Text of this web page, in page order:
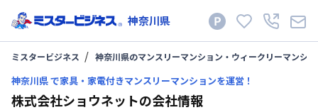
神奈川県
ミスタービジネス 神奈川県のマンスリーマンション・ウィークリーマンシ
神奈川県 で家具・家電付きマンスリーマンションを運営！
株式会社ショウネットの会社情報